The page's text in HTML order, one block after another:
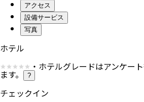
アクセス
設備サービス
写真
ホテル
・ホテルグレードはアンケー
ます。 ?
チェックイン